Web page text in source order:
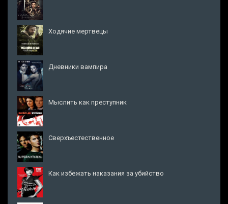
Ходячие мертвецы
Дневники вампира
Мыслить как преступник
Сверхъестественное
Как избежать наказания за убийство